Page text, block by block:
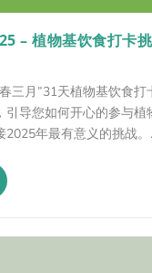
– 植物基饮食打卡
三月”31天植物基饮食打
引导您如何开心的参与植
2025年最有意义的挑战。